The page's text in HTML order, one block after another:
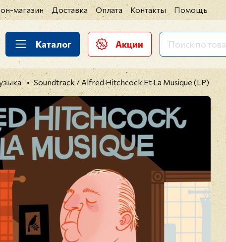
магазин Доставка Оплата Контакты Помощь
Каталог Акции
Soundtrack / Alfred Hitchcock Et La Musique (LP)